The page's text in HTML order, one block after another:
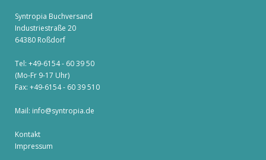
Syntropia Buchversand
Industriestraße 20
64380 Roßdorf
Tel: +49-6154 - 60 39 50
(Mo-Fr 9-17 Uhr)
Fax: +49-6154 - 60 39 510
Mail: info@syntropia.de
Kontakt
Impressum